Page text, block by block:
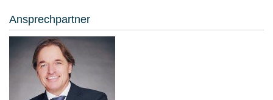
Ansprechpartner